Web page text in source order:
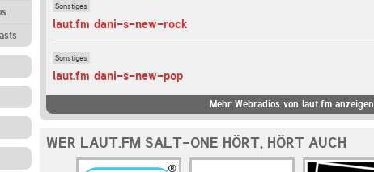
Sonstiges
laut.fm dani-s-new-rock
Sonstiges
laut.fm dani-s-new-pop
Mehr Webradios von laut.fm anzeigen
WER LAUT.FM SALT-ONE HÖRT, HÖRT AUCH